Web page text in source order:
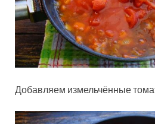
Добавляем измельчённые